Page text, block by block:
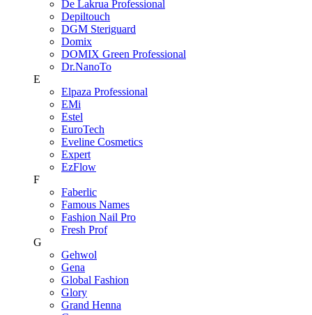
De Lakrua Professional
Depiltouch
DGM Steriguard
Domix
DOMIX Green Professional
Dr.NanoTo
E
Elpaza Professional
EMi
Estel
EuroTech
Eveline Cosmetics
Expert
EzFlow
F
Faberlic
Famous Names
Fashion Nail Pro
Fresh Prof
G
Gehwol
Gena
Global Fashion
Glory
Grand Henna